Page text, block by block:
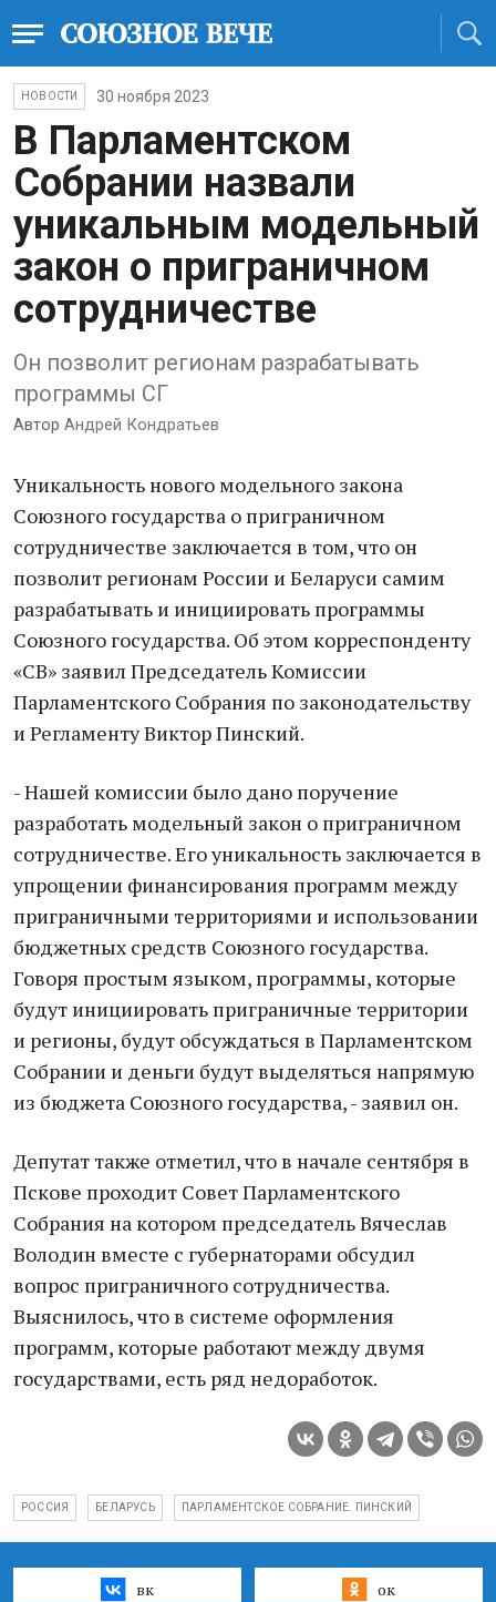
НОВОСТИ 30 ноября 2023
В Парламентском
Собрании назвали
уникальным модельный
закон о приграничном
сотрудничестве
Он позволит регионам разрабатывать
программы СГ
Автор Андрей Кондратьев
Уникальность нового модельного закона
Союзного государства о приграничном
сотрудничестве заключается в том, что он
позволит регионам России и Беларуси самим
разрабатывать и инициировать программы
Союзного государства. Об этом корреспонденту
«СВ» заявил Председатель Комиссии
Парламентского Собрания по законодательству
и Регламенту Виктор Пинский.
- Нашей комиссии было дано поручение
разработать модельный закон о приграничном
сотрудничестве. Его уникальность заключается в
упрощении финансирования программ между
приграничными территориями и использовании
бюджетных средств Союзного государства.
Говоря простым языком, программы, которые
будут инициировать приграничные территории
и регионы, будут обсуждаться в Парламентском
Собрании и деньги будут выделяться напрямую
из бюджета Союзного государства, - заявил он.
Депутат также отметил, что в начале сентября в
Пскове проходит Совет Парламентского
Собрания на котором председатель Вячеслав
Володин вместе с губернаторами обсудил
вопрос приграничного сотрудничества.
Выяснилось, что в системе оформления
программ, которые работают между двумя
государствами, есть ряд недоработок.
РОССИЯ БЕЛАРУСЬ ПАРЛАМЕНТСКОЕ СОБРАНИЕ. ПИНСКИЙ
вк ок